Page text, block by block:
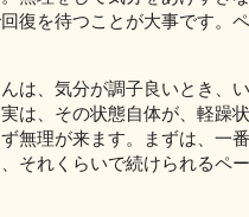
復を待つことが大事です。
は、気分が調子良いとき、
は、その状態自体が、軽躁
無理が来ます。まずは、一
それくらいで続けられるペ